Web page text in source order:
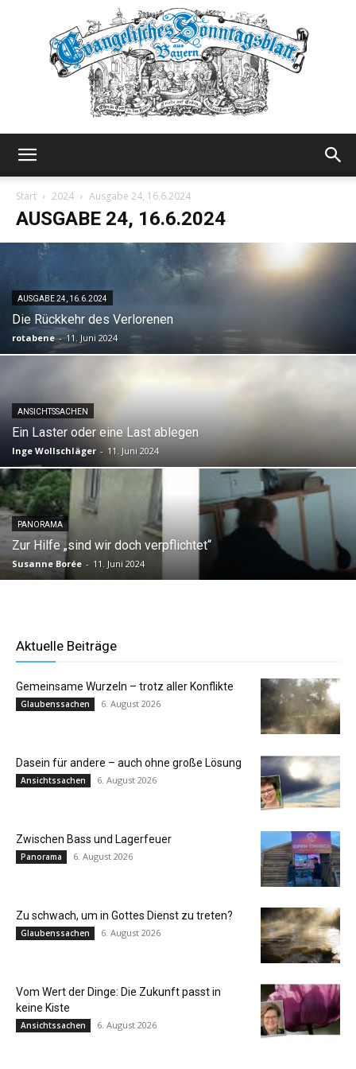
Sonntagsblatt
Start 2024 Ausgabe 24, 16.6.2024
AUSGABE 24, 16.6.2024
AUSGABE 24, 16.6.2024
Die Rückkehr des Verlorenen
rotabene - 11. Juni 2024
ANSICHTSSACHEN
Ein Laster oder eine Last ablegen
Inge Wollschläger - 11. Juni 2024
PANORAMA
Zur Hilfe „sind wir doch verpflichtet“
Susanne Borée - 11. Juni 2024
Aktuelle Beiträge
Gemeinsame Wurzeln – trotz aller Konflikte
Glaubenssachen 6. August 2026
Dasein für andere – auch ohne große Lösung
Ansichtssachen 6. August 2026
Zwischen Bass und Lagerfeuer
Panorama 6. August 2026
Zu schwach, um in Gottes Dienst zu treten?
Glaubenssachen 6. August 2026
Vom Wert der Dinge: Die Zukunft passt in
keine Kiste
Ansichtssachen 6. August 2026